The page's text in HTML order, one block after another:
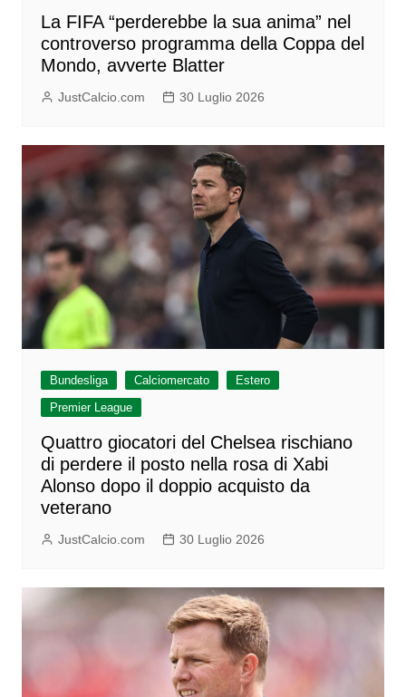
La FIFA “perderebbe la sua anima” nel
controverso programma della Coppa del
Mondo, avverte Blatter
JustCalcio.com 30 Luglio 2026
Bundesliga Calciomercato
Estero
Premier League
Quattro giocatori del Chelsea rischiano
di perdere il posto nella rosa di Xabi
Alonso dopo il doppio acquisto da
veterano
JustCalcio.com 30 Luglio 2026